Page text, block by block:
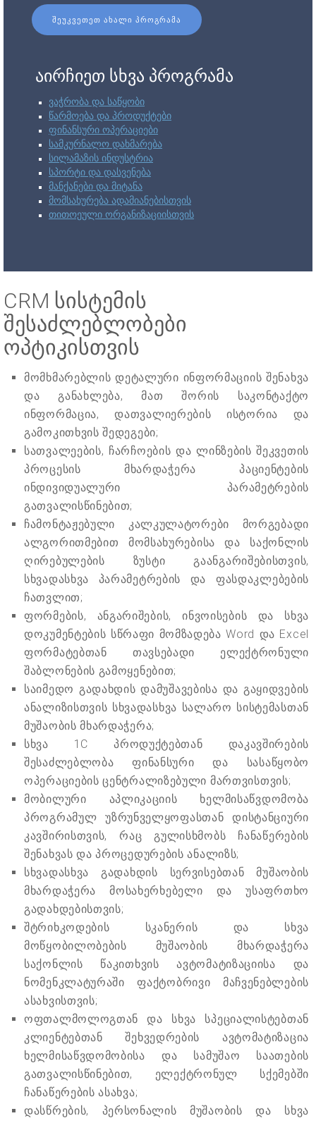
ᲨᲔᲣᲙᲕᲔᲗᲔᲗ ᲐᲮᲐᲚᲘ ᲞᲠᲝᲒᲠᲐᲛᲐ
აირჩიეთ სხვა პროგრამა
ვაჭრობა და საწყობი
წარმოება და პროდუქტები
ფინანსური ოპერაციები
სამკურნალო დახმარება
სილამაზის ინდუსტრია
სპორტი და დასვენება
მანქანები და მიტანა
მომსახურება ადამიანებისთვის
თითოეული ორგანიზაციისთვის
CRM სისტემის
შესაძლებლობები
ოპტიკისთვის
მომხმარებლის დეტალური ინფორმაციის შენახვა
და განახლება, მათ შორის საკონტაქტო
ინფორმაცია, დათვალიერების ისტორია და
გამოკითხვის შედეგები;
სათვალეების, ჩარჩოების და ლინზების შეკვეთის
პროცესის მხარდაჭერა პაციენტების
ინდივიდუალური პარამეტრების
გათვალისწინებით;
ჩამონტაჟებული კალკულატორები მორგებადი
ალგორითმებით მომსახურებისა და საქონლის
ღირებულების ზუსტი გაანგარიშებისთვის,
სხვადასხვა პარამეტრების და ფასდაკლებების
ჩათვლით;
ფორმების, ანგარიშების, ინვოისების და სხვა
დოკუმენტების სწრაფი მომზადება Word და Excel
ფორმატებთან თავსებადი ელექტრონული
შაბლონების გამოყენებით;
საიმედო გადახდის დამუშავებისა და გაყიდვების
ანალიზისთვის სხვადასხვა სალარო სისტემასთან
მუშაობის მხარდაჭერა;
სხვა 1C პროდუქტებთან დაკავშირების
შესაძლებლობა ფინანსური და სასაწყობო
ოპერაციების ცენტრალიზებული მართვისთვის;
მობილური აპლიკაციის ხელმისაწვდომობა
პროგრამულ უზრუნველყოფასთან დისტანციური
კავშირისთვის, რაც გულისხმობს ჩანაწერების
შენახვას და პროცედურების ანალიზს;
სხვადასხვა გადახდის სერვისებთან მუშაობის
მხარდაჭერა მოსახერხებელი და უსაფრთხო
გადახდებისთვის;
შტრიხკოდების სკანერის და სხვა
მოწყობილობების მუშაობის მხარდაჭერა
საქონლის წაკითხვის ავტომატიზაციისა და
ნომენკლატურაში ფაქტობრივი მაჩვენებლების
ასახვისთვის;
ოფთალმოლოგთან და სხვა სპეციალისტებთან
კლიენტებთან შეხვედრების ავტომატიზაცია
ხელმისაწვდომობისა და სამუშაო საათების
გათვალისწინებით, ელექტრონულ სქემებში
ჩანაწერების ასახვა;
დასწრების, პერსონალის მუშაობის და სხვა